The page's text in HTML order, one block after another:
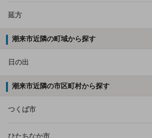
延方
潮来市近隣の町域から探す
日の出
潮来市近隣の市区町村から探す
つくば市
ひたちなか市